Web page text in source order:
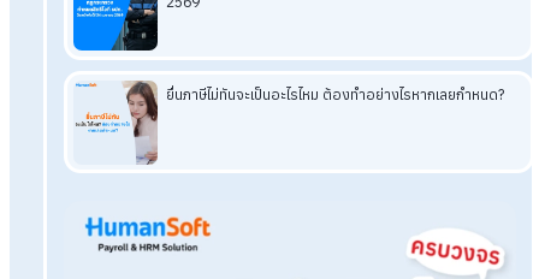
อ่านบทความที่เกี่ยวข้องเพิ่มเติม
"บริการรับทำเงินเดือน"ครบวงจร สะดวก แม่นยำ ตอบโจทย์ทุ
องค์กร
Payroll Outsourcing คืออะไร?
ทำเงินเดือนเองหรือจ้างบริษัทรับทำเงินเดือน แบบไหนคุ้มกว่า
บ้าง